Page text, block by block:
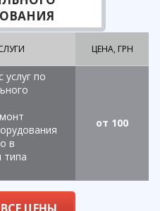
ЦЕНА, ГРН
по
в
типа
от 100
ЦЕНЫ